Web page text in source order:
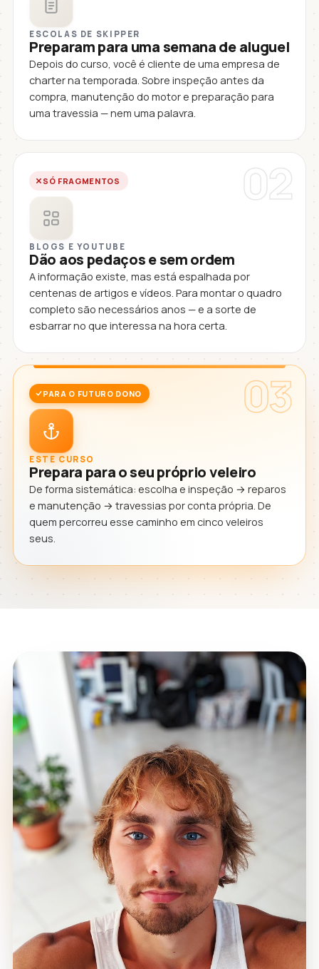
ESCOLAS DE SKIPPER
Preparam para uma semana de aluguel
Depois do curso, você é cliente de uma empresa de
charter na temporada. Sobre inspeção antes da
compra, manutenção do motor e preparação para
uma travessia — nem uma palavra.
02
SÓ FRAGMENTOS
BLOGS E YOUTUBE
Dão aos pedaços e sem ordem
A informação existe, mas está espalhada por
centenas de artigos e vídeos. Para montar o quadro
completo são necessários anos — e a sorte de
esbarrar no que interessa na hora certa.
03
PARA O FUTURO DONO
ESTE CURSO
Prepara para o seu próprio veleiro
De forma sistemática: escolha e inspeção → reparos
e manutenção → travessias por conta própria. De
quem percorreu esse caminho em cinco veleiros
seus.